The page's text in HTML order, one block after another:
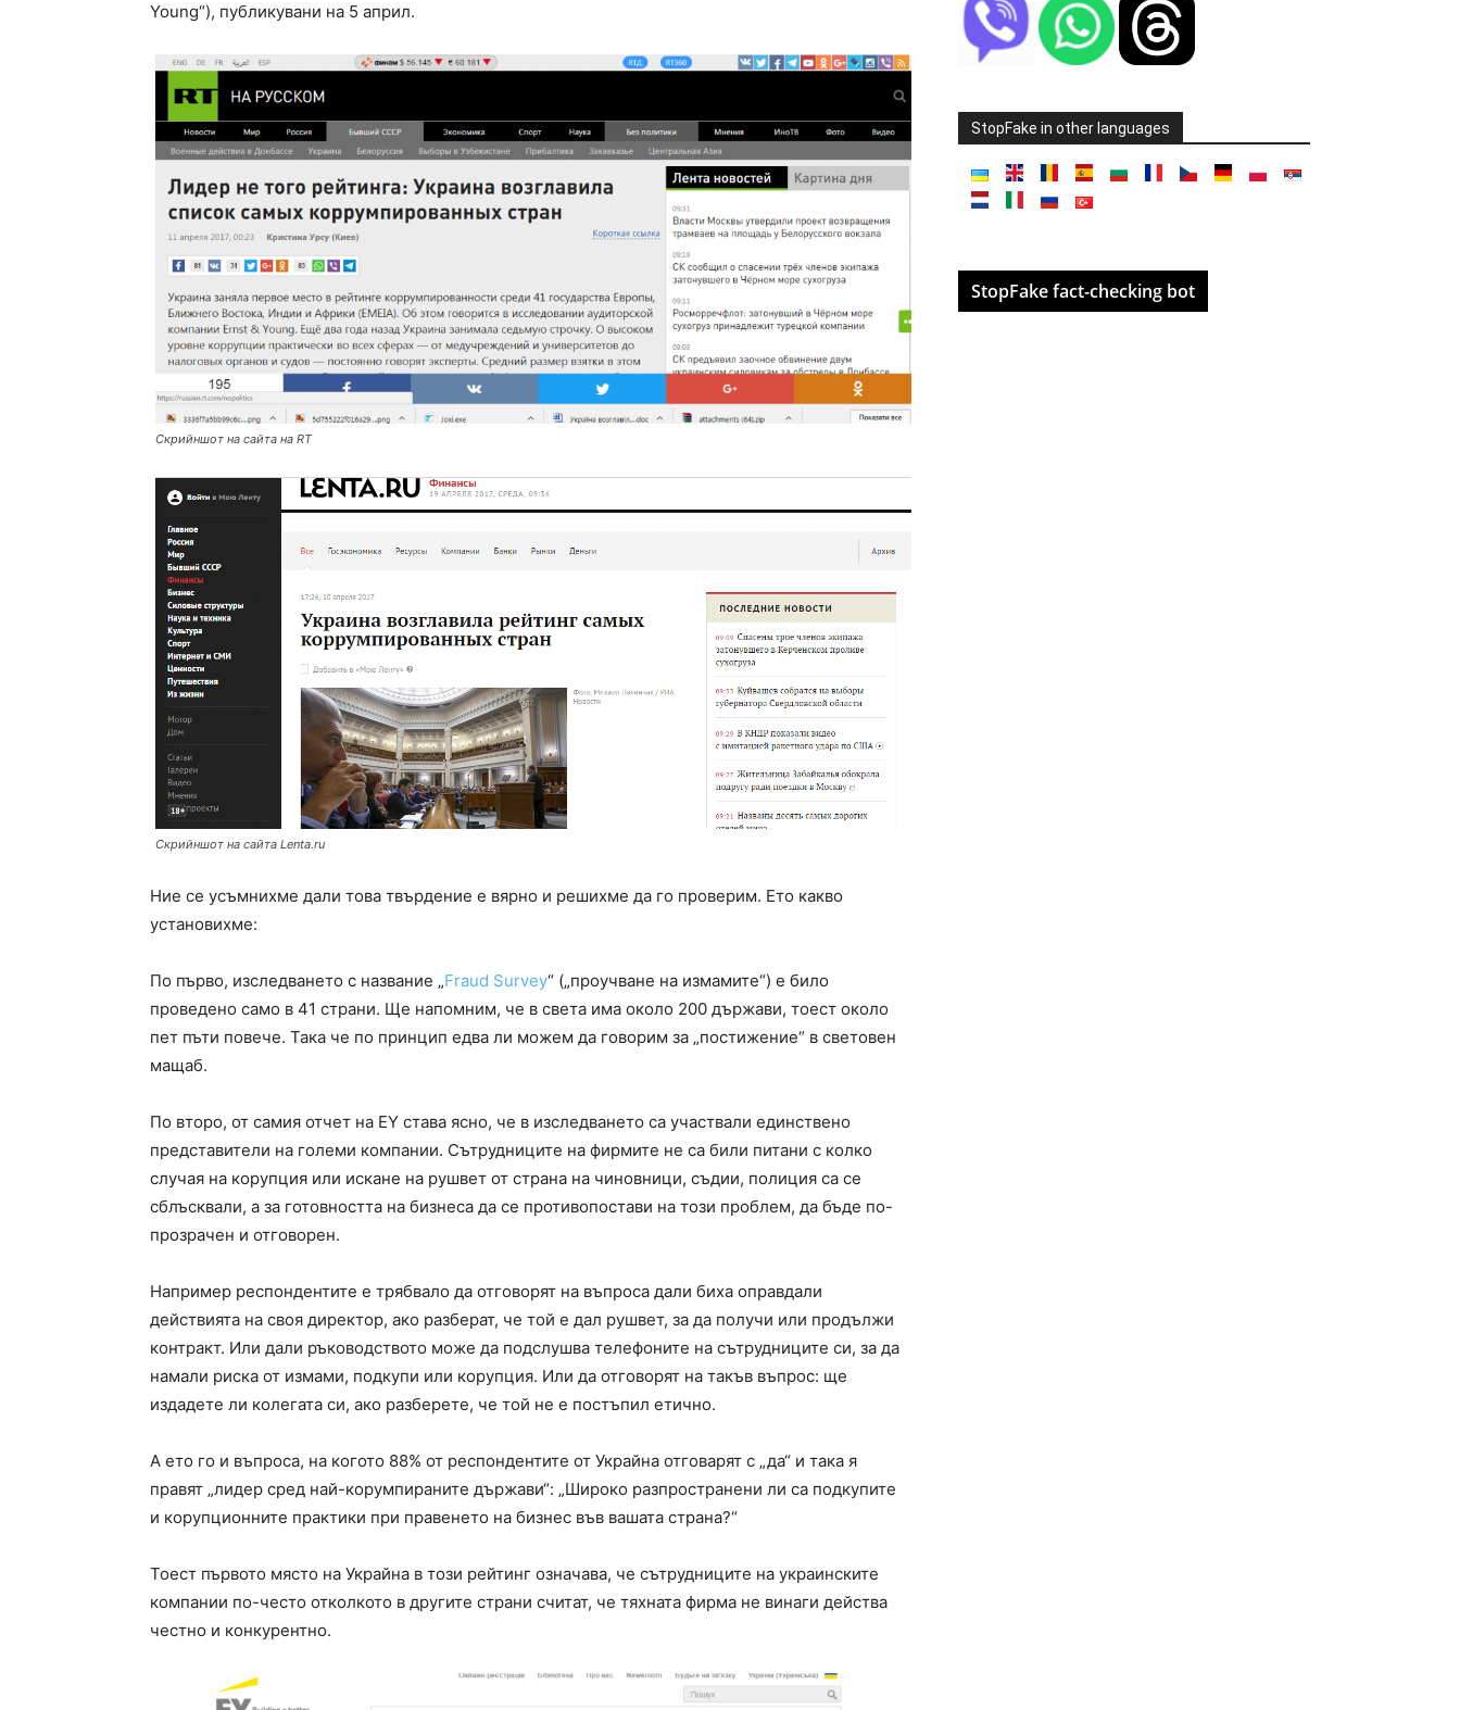
Young“), публикувани на 5 април.
Скрийншот на сайта на RT
Скрийншот на сайта Lenta.ru
Ние се усъмнихме дали това твърдение е вярно и решихме да го проверим. Ето какво
установихме:
По първо, изследването с название „Fraud Survey“ („проучване на измамите“) е било
проведено само в 41 страни. Ще напомним, че в света има около 200 държави, тоест около
пет пъти повече. Така че по принцип едва ли можем да говорим за „постижение“ в световен
мащаб.
По второ, от самия отчет на EY става ясно, че в изследването са участвали единствено
представители на големи компании. Сътрудниците на фирмите не са били питани с колко
случая на корупция или искане на рушвет от страна на чиновници, съдии, полиция са се
сблъсквали, а за готовността на бизнеса да се противопостави на този проблем, да бъде по-
прозрачен и отговорен.
Например респондентите е трябвало да отговорят на въпроса дали биха оправдали
действията на своя директор, ако разберат, че той е дал рушвет, за да получи или продължи
контракт. Или дали ръководството може да подслушва телефоните на сътрудниците си, за да
намали риска от измами, подкупи или корупция. Или да отговорят на такъв въпрос: ще
издадете ли колегата си, ако разберете, че той не е постъпил етично.
А ето го и въпроса, на когото 88% от респондентите от Украйна отговарят с „да“ и така я
правят „лидер сред най-корумпираните държави“: „Широко разпространени ли са подкупите
и корупционните практики при правенето на бизнес във вашата страна?“
Тоест първото място на Украйна в този рейтинг означава, че сътрудниците на украинските
компании по-често отколкото в другите страни считат, че тяхната фирма не винаги действа
честно и конкурентно.
StopFake in other languages
StopFake fact-checking bot